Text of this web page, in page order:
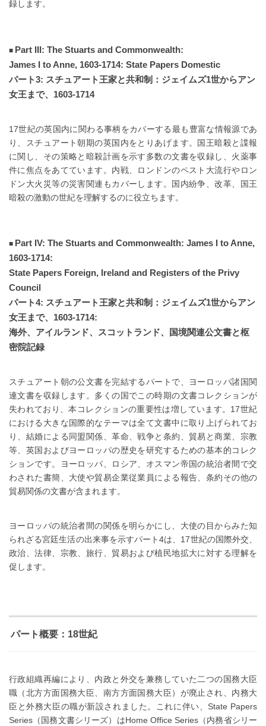
録します。
Part III: The Stuarts and Commonwealth:
James I to Anne, 1603-1714: State Papers Domestic
パート3: スチュアート王家と共和制：ジェイムズ1世からアン
女王まで、1603-1714
17世紀の英国内に関わる事柄をカバーする最も豊富な情報源であ
り、スチュアート朝期の英国内をとりあげます。国王暗殺と諜報
に関し、その策略と暗殺計画を示す多数の文書を収録し、火薬事
件に焦点をあてています。内戦、ロンドンのペスト大流行やロン
ドン大火災等の災害関連もカバーします。国内紛争、改革、国王
暗殺の激動の世紀を理解するのに役立ちます。
Part IV: The Stuarts and Commonwealth: James I to Anne,
1603-1714:
State Papers Foreign, Ireland and Registers of the Privy
Council
パート4: スチュアート王家と共和制：ジェイムズ1世からアン
女王まで、1603-1714:
海外、アイルランド、スコットランド、国境関連公文書と枢
密院記録
スチュアート朝の公文書を完結するパートで、ヨーロッパ諸国関
連文書を収録します。多くの国でこの時期の文書コレクションが
失われており、本コレクションの重要性は増しています。17世紀
における大きな国際的なテーマは全て文書中に取り上げられてお
り、結婚による同盟関係、革命、戦争と条約、貿易と商業、宗教
等、英国およびヨーロッパの歴史を研究するための基本的コレク
ションです。ヨーロッパ、ロシア、オスマン帝国の統治者間で交
わされた書簡、大使や貿易企業従業員による報告、条約その他の
貿易関係の文書が含まれます。
ヨーロッパの統治者間の関係を明らかにし、大使の目からみた知
られざる宮廷生活の出来事を示すパート4は、17世紀の国際外交、
政治、法律、宗教、旅行、貿易および植民地拡大に対する理解を
促します。
パート概要：18世紀
行政組織再編により、内政と外交を兼務していた二つの国務大臣
職（北方方面国務大臣、南方方面国務大臣）が廃止され、内務大
臣と外務大臣の職が新設されました。これに伴い、State Papers
Series（国務文書シリーズ）はHome Office Series（内務省シリー